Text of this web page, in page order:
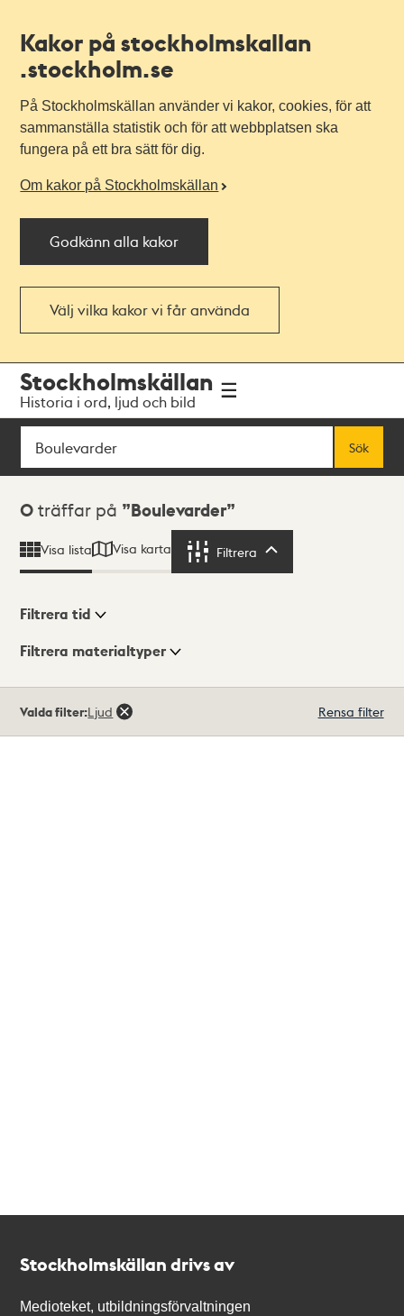
Kakor på stockholmskallan
.stockholm.se
På Stockholmskällan använder vi kakor, cookies, för att
sammanställa statistik och för att webbplatsen ska
fungera på ett bra sätt för dig.
Om kakor på Stockholmskällan
Godkänn alla kakor
Välj vilka kakor vi får använda
navigationen
huvudinnehållet
Stockholmskällan
Historia i ord, ljud och bild
Sök
Sök
Sökresultat
0 träffar på Boulevarder
Visa lista Visa karta Filtrera
Visningsläge
Filtrera tid
Filtrera materialtyper
träffar
Valda filter:Ljud Rensa filter
Stockholmskällan drivs av
Medioteket, utbildningsförvaltningen